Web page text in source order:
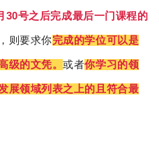
30号之后完成最后一门课程的
，则要求你完成的学位可以是
级的文凭。或者你学习的领
展领域列表之上的且符合最